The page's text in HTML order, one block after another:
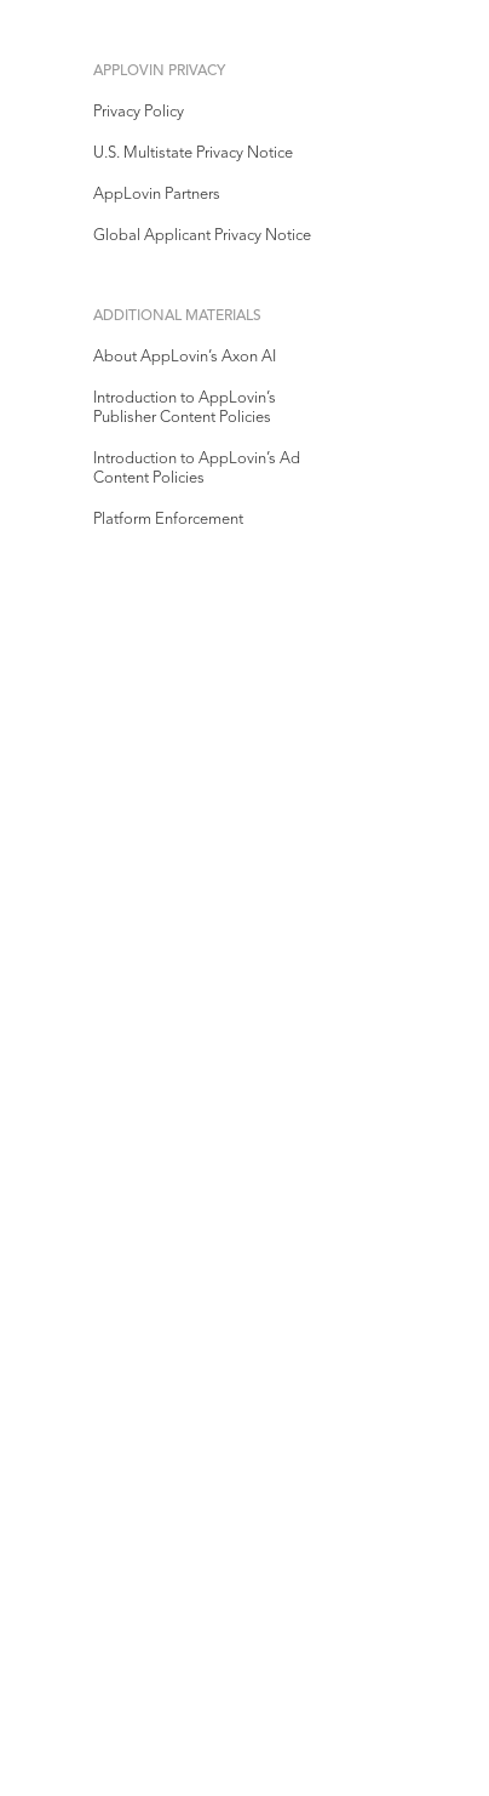
APPLOVIN PRIVACY
Privacy Policy
U.S. Multistate Privacy Notice
AppLovin Partners
Global Applicant Privacy Notice
ADDITIONAL MATERIALS
About AppLovin’s Axon AI
Introduction to AppLovin’s
Publisher Content Policies
Introduction to AppLovin’s Ad
Content Policies
Platform Enforcement